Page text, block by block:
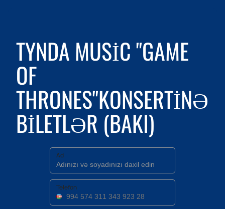
TYNDA MUSIC "GAME
OF
THRONES"KONSERTINƏ
BILETLƏR (BAKI)
Ad
Telefon